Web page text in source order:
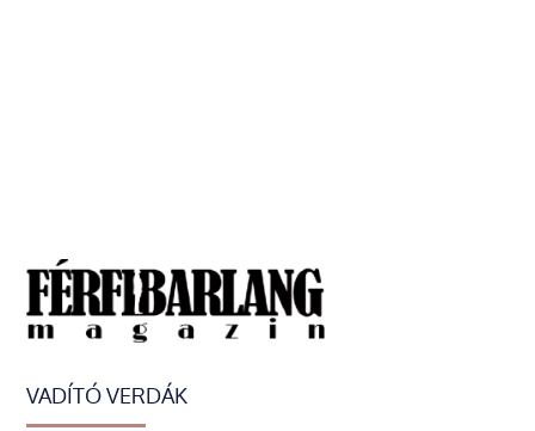
VADÍTÓ VERDÁK